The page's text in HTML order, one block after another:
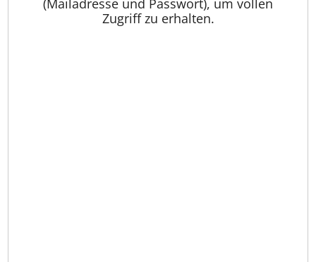
(Mailadresse und Passwort), um vollen
Zugriff zu erhalten.